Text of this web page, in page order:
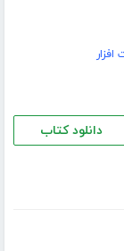
دانلود کتاب